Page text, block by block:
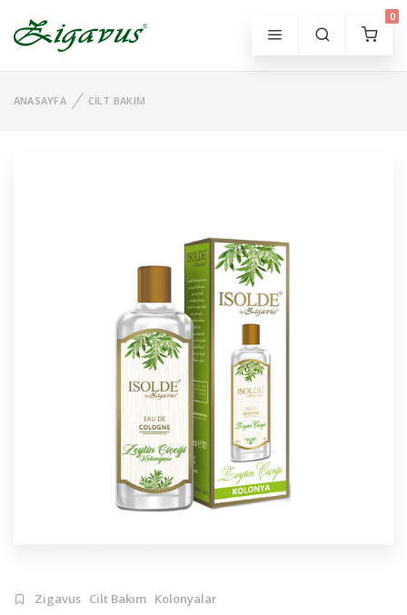
0
ANASAYFA CILT BAKIM
Zigavus Cilt Bakım Kolonyalar